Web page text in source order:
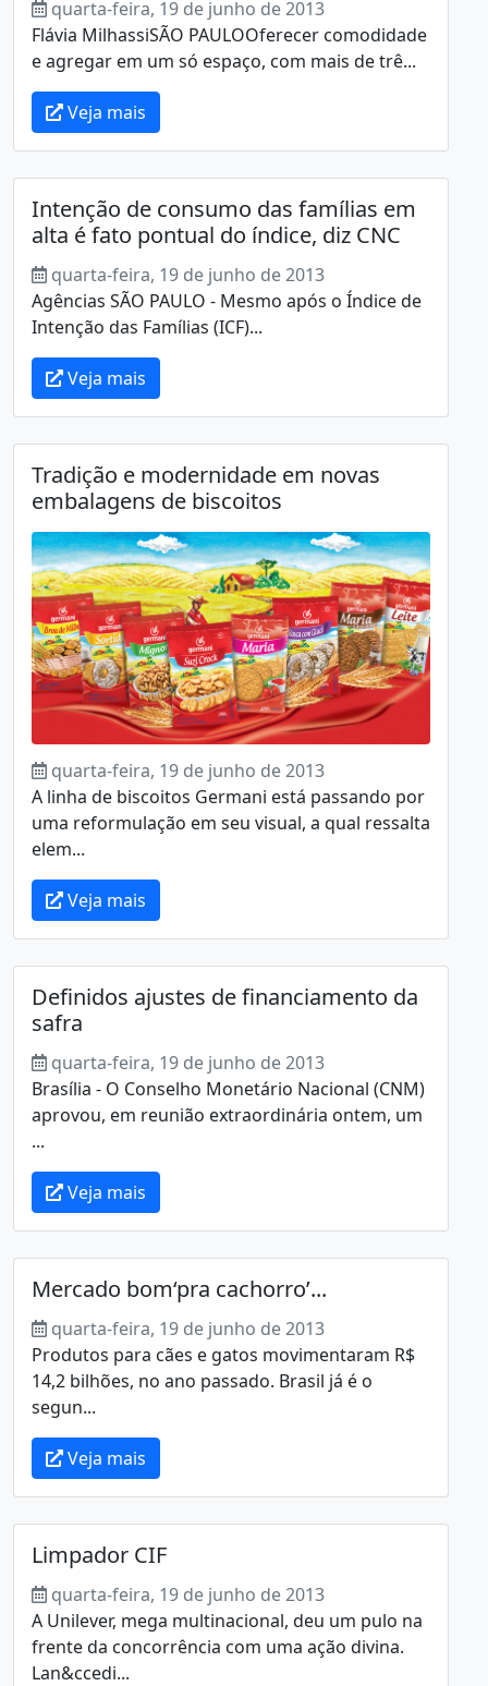
quarta-feira, 19 de junho de 2013
Flávia MilhassiSÃO PAULOOferecer comodidade
e agregar em um só espaço, com mais de trê...
Veja mais
Intenção de consumo das famílias em
alta é fato pontual do índice, diz CNC
quarta-feira, 19 de junho de 2013
Agências SÃO PAULO - Mesmo após o Índice de
Intenção das Famílias (ICF)...
Veja mais
Tradição e modernidade em novas
embalagens de biscoitos
quarta-feira, 19 de junho de 2013
A linha de biscoitos Germani está passando por
uma reformulação em seu visual, a qual ressalta
elem...
Veja mais
Definidos ajustes de financiamento da
safra
quarta-feira, 19 de junho de 2013
Brasília - O Conselho Monetário Nacional (CNM)
aprovou, em reunião extraordinária ontem, um
...
Veja mais
Mercado bom‘pra cachorro’...
quarta-feira, 19 de junho de 2013
Produtos para cães e gatos movimentaram R$
14,2 bilhões, no ano passado. Brasil já é o
segun...
Veja mais
Limpador CIF
quarta-feira, 19 de junho de 2013
A Unilever, mega multinacional, deu um pulo na
frente da concorrência com uma ação divina.
Lan&ccedi...